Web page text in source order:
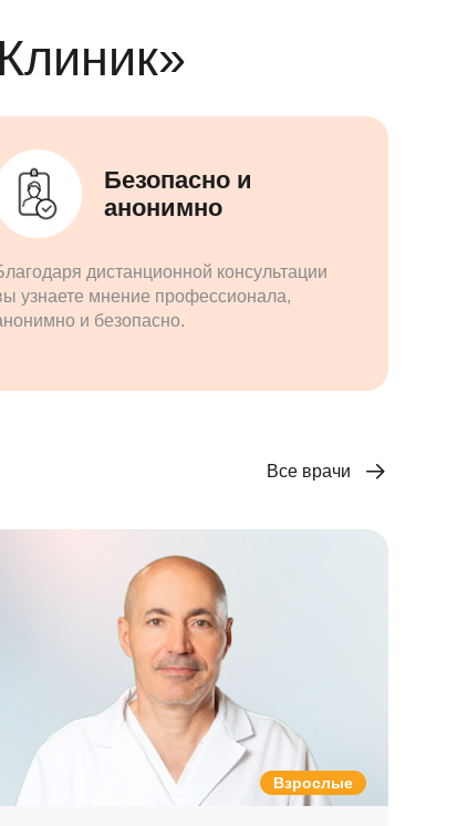
Безопасно и
анонимно
дистанционной консультации
узнаете мнение профессионала,
и безопасно.
Все врачи
Взрослые